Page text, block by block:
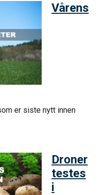
Vårens
er siste nytt innen
Droner
testes
i